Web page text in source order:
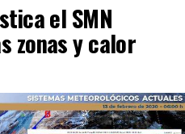
el SMN
zonas y calor